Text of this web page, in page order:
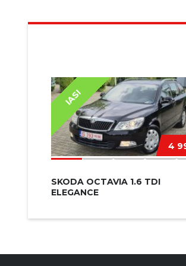
IASI
4
SKODA OCTAVIA 1.6 TDI
ELEGANCE